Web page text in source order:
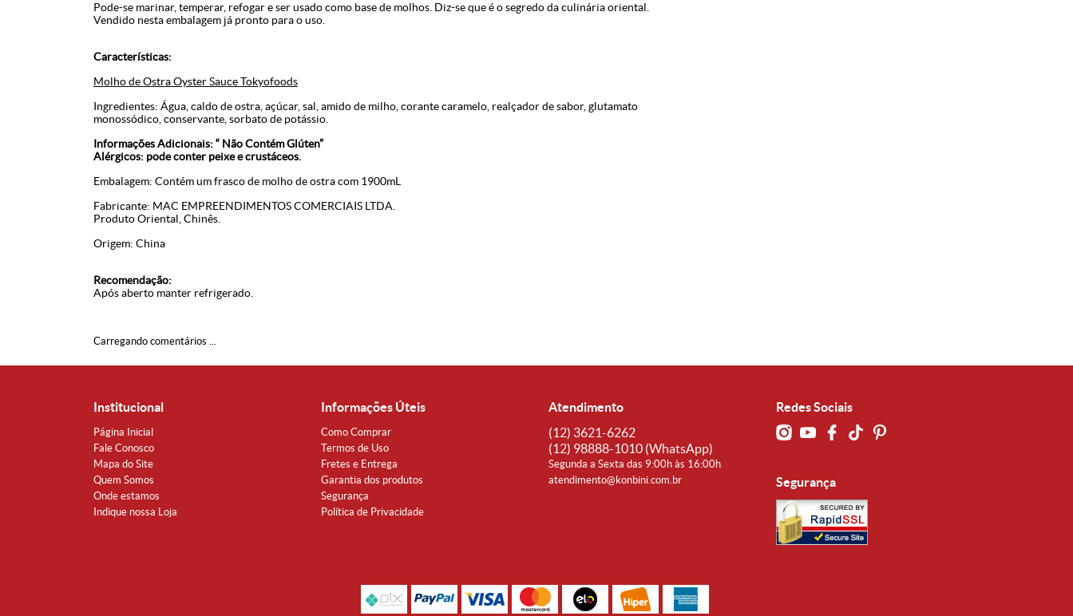
Pode-se marinar, temperar, refogar e ser usado como base de molhos. Diz-se que é o segredo da culinária oriental.
Vendido nesta embalagem já pronto para o uso.
Características:
Molho de Ostra Oyster Sauce Tokyofoods
Ingredientes: Água, caldo de ostra, açúcar, sal, amido de milho, corante caramelo, realçador de sabor, glutamato
monossódico, conservante, sorbato de potássio.
Informações Adicionais: “ Não Contém Glúten”
Alérgicos: pode conter peixe e crustáceos.
Embalagem: Contém um frasco de molho de ostra com 1900mL
Fabricante: MAC EMPREENDIMENTOS COMERCIAIS LTDA.
Produto Oriental, Chinês.
Origem: China
Recomendação:
Após aberto manter refrigerado.
Carregando comentários ...
Institucional
Página Inicial
Fale Conosco
Mapa do Site
Quem Somos
Onde estamos
Indique nossa Loja
Informações Úteis
Como Comprar
Termos de Uso
Fretes e Entrega
Garantia dos produtos
Segurança
Política de Privacidade
Atendimento
(12) 3621-6262
(12) 98888-1010 (WhatsApp)
Segunda a Sexta das 9:00h às 16:00h
atendimento@konbini.com.br
Redes Sociais
Segurança